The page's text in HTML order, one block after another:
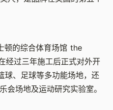
顿的综合体育场馆 the
经过三年施工后正式对外开
球、足球等多功能场地，还
场地及运动研究实验室。